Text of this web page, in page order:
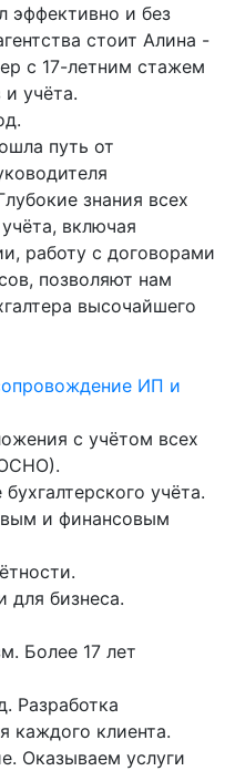
эффективно и без
стоит Алина -
с 17-летним стажем
учёта.
путь от
знания всех
включая
работу с договорами
позволяют нам
высочайшего
ИП и
с учётом всех
учёта.
и финансовым
для бизнеса.
Более 17 лет
Разработка
каждого клиента.
Оказываем услуги